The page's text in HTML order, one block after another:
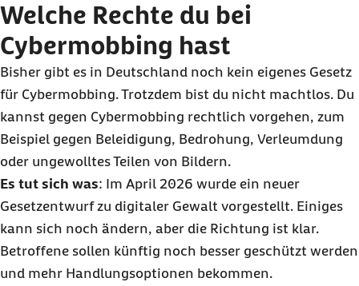
Welche Rechte du bei
Cybermobbing hast
Bisher gibt es in Deutschland noch kein eigenes Gesetz
für Cybermobbing. Trotzdem bist du nicht machtlos. Du
kannst gegen Cybermobbing rechtlich vorgehen, zum
Beispiel gegen Beleidigung, Bedrohung, Verleumdung
oder ungewolltes Teilen von Bildern.
Es tut sich was: Im April 2026 wurde ein neuer
Gesetzentwurf zu digitaler Gewalt vorgestellt. Einiges
kann sich noch ändern, aber die Richtung ist klar.
Betroffene sollen künftig noch besser geschützt werden
und mehr Handlungsoptionen bekommen.